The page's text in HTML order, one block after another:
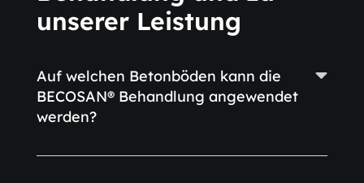
unserer Leistung
Auf welchen Betonböden kann die
BECOSAN® Behandlung angewendet
werden?